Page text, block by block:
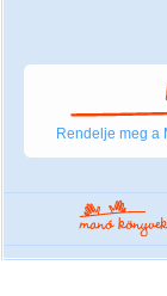
Rendelje meg a